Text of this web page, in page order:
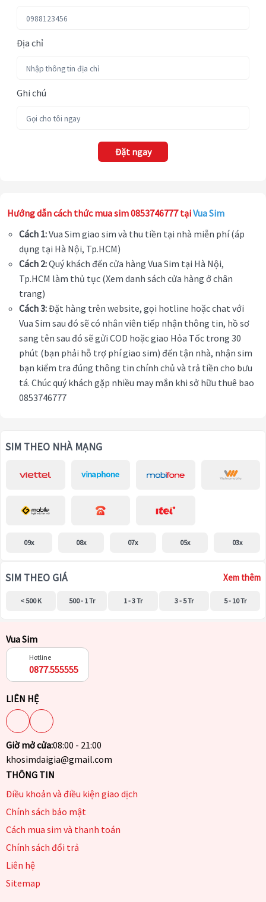
Địa chỉ
Ghi chú
Đặt ngay
Hướng dẫn cách thức mua sim 0853746777 tạiVua Sim
Cách 1:Vua Sim giao sim và thu tiền tại nhà miễn phí (áp
dụng tại Hà Nội, Tp.HCM)
Cách 2:Quý khách đến cửa hàng Vua Sim tại Hà Nội,
Tp.HCM làm thủ tục (Xem danh sách cửa hàng ở chân
trang)
Cách 3:Đặt hàng trên website, gọi hotline hoặc chat với
Vua Sim sau đó sẽ có nhân viên tiếp nhận thông tin, hồ sơ
sang tên sau đó sẽ gửi COD hoặc giao Hỏa Tốc trong 30
phút (bạn phải hỗ trợ phí giao sim) đến tận nhà, nhận sim
bạn kiểm tra đúng thông tin chính chủ và trả tiền cho bưu
tá. Chúc quý khách gặp nhiều may mắn khi sở hữu thuê bao
0853746777
SIM THEO NHÀ MẠNG
09x 08x 07x 05x 03x
SIM THEO GIÁ Xem thêm
< 500 K 500 - 1 Tr 1 - 3 Tr 3 - 5 Tr 5 - 10 Tr
Vua Sim
Hotline
0877.555555
LIÊN HỆ
Giờ mở cửa:08:00 - 21:00
khosimdaigia@gmail.com
THÔNG TIN
Điều khoản và điều kiện giao dịch
Chính sách bảo mật
Cách mua sim và thanh toán
Chính sách đổi trả
Liên hệ
Sitemap